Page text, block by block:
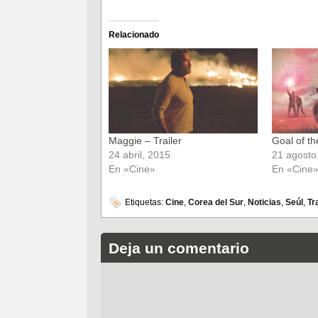
Facebook
(Se
abre
en
una
ventana
nueva)
Twitter
(Se
abre
en
una
ventana
nueva)
Relacionado
Maggie – Trailer
24 abril, 2015
En «Cine»
Goal of
21
En «Cine»
Etiquetas: Cine, Corea del Sur, Noticias, Seúl ,
Deja un comentario